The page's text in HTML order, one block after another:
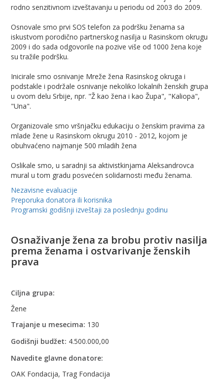
rodno senzitivnom izveštavanju u periodu od 2003 do 2009.
Osnovale smo prvi SOS telefon za podršku ženama sa
iskustvom porodično partnerskog nasilja u Rasinskom okrugu
2009 i do sada odgovorile na pozive više od 1000 žena koje
su tražile podršku.
Inicirale smo osnivanje Mreže žena Rasinskog okruga i
podstakle i podržale osnivanje nekoliko lokalnih ženskih grupa
u ovom delu Srbije, npr. "Ž kao žena i kao Župa", "Kaliopa",
"Una".
Organizovale smo vršnjačku edukaciju o ženskim pravima za
mlade žene u Rasinskom okrugu 2010 - 2012, kojom je
obuhvaćeno najmanje 500 mladih žena
Oslikale smo, u saradnji sa aktivistkinjama Aleksandrovca
mural u tom gradu posvećen solidarnosti među ženama.
Nezavisne evaluacije
Preporuka donatora ili korisnika
Programski godišnji izveštaji za poslednju godinu
Osnaživanje žena za brobu protiv nasilja
prema ženama i ostvarivanje ženskih
prava
Ciljna grupa:
Žene
Trajanje u mesecima: 130
Godišnji budžet: 4.500.000,00
Navedite glavne donatore:
OAK Fondacija, Trag Fondacija